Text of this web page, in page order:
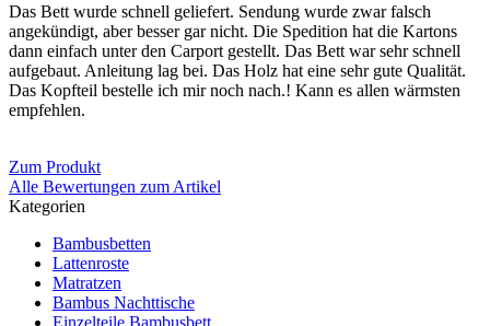
Das Bett wurde schnell geliefert. Sendung wurde zwar falsch
angekündigt, aber besser gar nicht. Die Spedition hat die Kartons
dann einfach unter den Carport gestellt. Das Bett war sehr schnell
aufgebaut. Anleitung lag bei. Das Holz hat eine sehr gute Qualität.
Das Kopfteil bestelle ich mir noch nach.! Kann es allen wärmsten
empfehlen.
Zum Produkt
Alle Bewertungen zum Artikel
Kategorien
Bambusbetten
Lattenroste
Matratzen
Bambus Nachttische
Einzelteile Bambusbett